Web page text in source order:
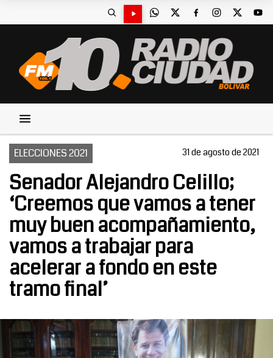
ELECCIONES 2021 31 de agosto de 2021
Senador Alejandro Celillo;
‘Creemos que vamos a tener
muy buen acompañamiento,
vamos a trabajar para
acelerar a fondo en este
tramo final’